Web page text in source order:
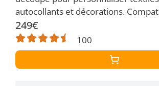
autocollants et décorations.
papier, cuir, carton, et plus. (Blanche)
249€
100